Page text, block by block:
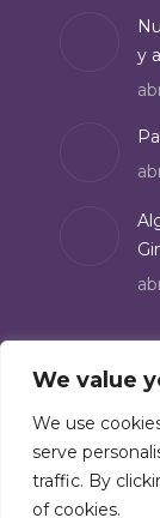
We value
We use
serve
traffic. By
of cookies.
y